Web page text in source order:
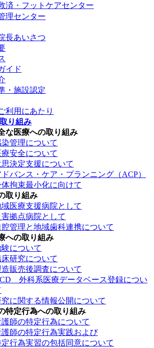
済・フットケアセンター
理センター
長あいさつ
イド
・施設認定
利用にあたり
り組み
な医療への取り組み
管理について
療安全について
思決定支援について
ドバンス・ケア・プランニング（ACP）
体拘束最小化に向けて
取り組み
域医療支援病院として
害拠点病院として
腔管理と地域歯科連携について
への取り組み
について
床研究について
造販売後調査について
外科系医療データベース登録につい
究に関する情報公開について
特定行為への取り組み
護師の特定行為について
護師の特定行為実践および
定行為実習の包括同意について